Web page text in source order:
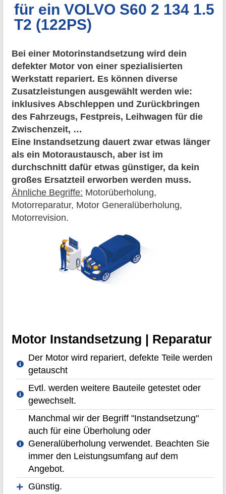
für ein VOLVO S60 2 134 1.5
T2 (122PS)
Bei einer Motorinstandsetzung wird dein
defekter Motor von einer spezialisierten
Werkstatt repariert. Es können diverse
Zusatzleistungen ausgewählt werden wie:
inklusives Abschleppen und Zurückbringen
des Fahrzeugs, Festpreis, Leihwagen für die
Zwischenzeit, …
Eine Instandsetzung dauert zwar etwas länger
als ein Motoraustausch, aber ist im
durchschnitt dafür etwas günstiger, da kein
großes Ersatzteil erworben werden muss.
Ähnliche Begriffe: Motorüberholung,
Motorreparatur, Motor Generalüberholung,
Motorrevision.
Motor Instandsetzung | Reparatur
Der Motor wird repariert, defekte Teile werden
getauscht
Evtl. werden weitere Bauteile getestet oder
gewechselt.
Manchmal wir der Begriff "Instandsetzung"
auch für eine Überholung oder
Generalüberholung verwendet. Beachten Sie
immer den Leistungsumfang auf dem
Angebot.
Günstig.